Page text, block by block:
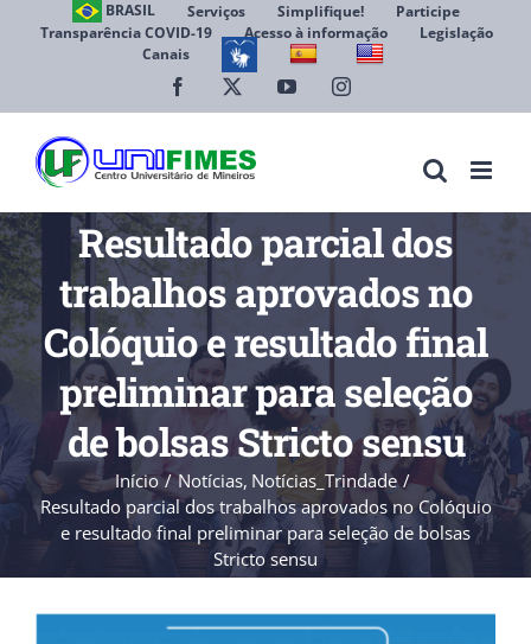
BRASIL Serviços Simplifique!
Participe
Transparência COVID-19
Acesso à informação
Legislação
Canais
Facebook YouTubeInstagram
Resultado parcial dos
trabalhos aprovados no
Colóquio e resultado final
preliminar para seleção
de bolsas Stricto sensu
Início Notícias Notícias_Trindade
Resultado parcial dos trabalhos aprovados no Colóquio
e resultado final preliminar para seleção de bolsas
Stricto sensu